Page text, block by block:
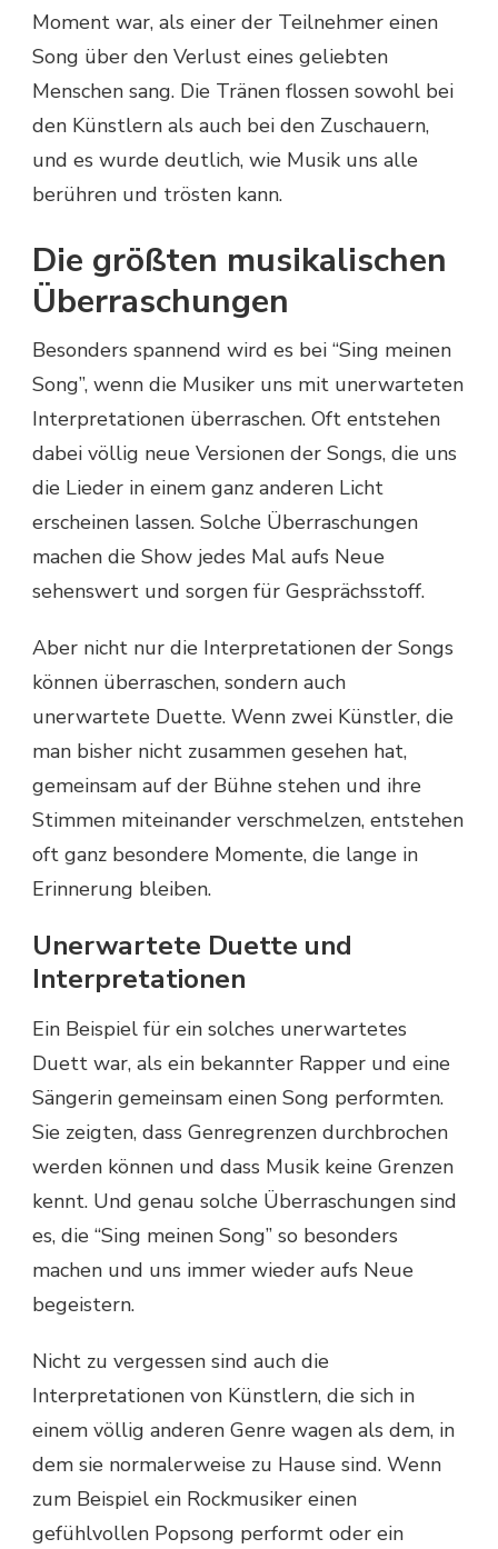
Moment war, als einer der Teilnehmer einen
Song über den Verlust eines geliebten
Menschen sang. Die Tränen flossen sowohl bei
den Künstlern als auch bei den Zuschauern,
und es wurde deutlich, wie Musik uns alle
berühren und trösten kann.
Die größten musikalischen
Überraschungen
Besonders spannend wird es bei “Sing meinen
Song”, wenn die Musiker uns mit unerwarteten
Interpretationen überraschen. Oft entstehen
dabei völlig neue Versionen der Songs, die uns
die Lieder in einem ganz anderen Licht
erscheinen lassen. Solche Überraschungen
machen die Show jedes Mal aufs Neue
sehenswert und sorgen für Gesprächsstoff.
Aber nicht nur die Interpretationen der Songs
können überraschen, sondern auch
unerwartete Duette. Wenn zwei Künstler, die
man bisher nicht zusammen gesehen hat,
gemeinsam auf der Bühne stehen und ihre
Stimmen miteinander verschmelzen, entstehen
oft ganz besondere Momente, die lange in
Erinnerung bleiben.
Unerwartete Duette und
Interpretationen
Ein Beispiel für ein solches unerwartetes
Duett war, als ein bekannter Rapper und eine
Sängerin gemeinsam einen Song performten.
Sie zeigten, dass Genregrenzen durchbrochen
werden können und dass Musik keine Grenzen
kennt. Und genau solche Überraschungen sind
es, die “Sing meinen Song” so besonders
machen und uns immer wieder aufs Neue
begeistern.
Nicht zu vergessen sind auch die
Interpretationen von Künstlern, die sich in
einem völlig anderen Genre wagen als dem, in
dem sie normalerweise zu Hause sind. Wenn
zum Beispiel ein Rockmusiker einen
gefühlvollen Popsong performt oder ein